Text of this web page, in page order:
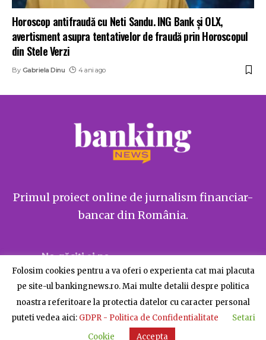
Horoscop antifraudă cu Neti Sandu. ING Bank și OLX,
avertisment asupra tentativelor de fraudă prin Horoscopul
din Stele Verzi
By Gabriela Dinu 4 ani ago
Primul proiect online de jurnalism financiar-
bancar din România.
Ne găsiți și pe
Despre BankingNews Contact Publicitate
Folosim cookies pentru a va oferi o experienta cat mai placuta
pe site-ul bankingnews.ro. Mai multe detalii despre politica
noastra referitoare la protectia datelor cu caracter personal
puteti vedea aici: GDPR - Politica de Confidentialitate
Setari
Cookie
Accepta